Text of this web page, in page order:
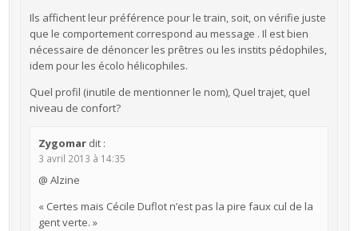
Ils affichent leur préférence pour le train, soit, on vérifie juste
que le comportement correspond au message . Il est bien
nécessaire de dénoncer les prêtres ou les instits pédophiles,
idem pour les écolo hélicophiles.
Quel profil (inutile de mentionner le nom), Quel trajet, quel
niveau de confort?
Zygomar dit :
3 avril 2013 à 14:35
@ Alzine
« Certes mais Cécile Duflot n’est pas la pire faux cul de la
gent verte. »